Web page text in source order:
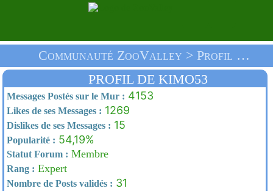
Communauté ZooValley > Profil De Kimo53 > Accueil
PROFIL DE KIMO53
Messages Postés sur le Mur : 4153
Likes de ses Messages : 1269
Dislikes de ses Messages : 15
Popularité : 54,19%
Statut Forum : Membre
Rang : Expert
Nombre de Posts validés : 31